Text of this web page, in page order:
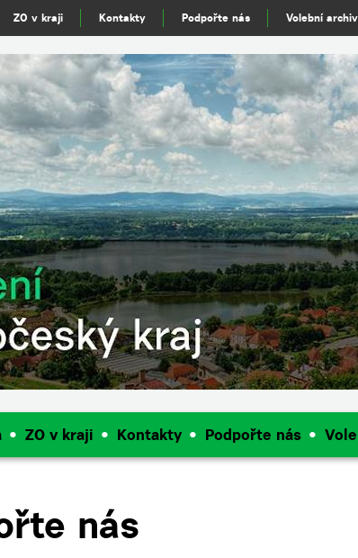
ZO v kraji Kontakty Podpořte nás
nás
ZO v kraji Kontakty Podpořte nás Volební archiv